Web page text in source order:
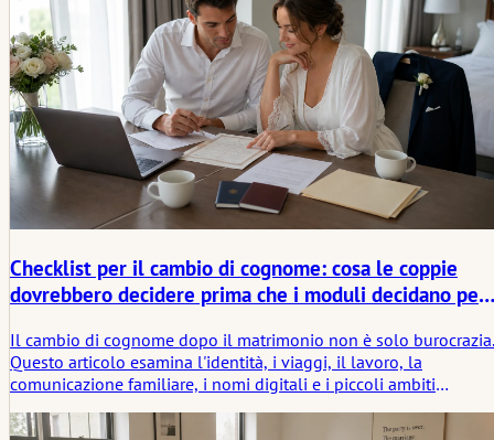
Checklist per il cambio di cognome: cosa le coppie
dovrebbero decidere prima che i moduli decidano per
Il cambio di cognome dopo il matrimonio non è solo burocrazia.
Questo articolo esamina l'identità, i viaggi, il lavoro, la
comunicazione familiare, i nomi digitali e i piccoli ambiti
dopo il matrimonio.